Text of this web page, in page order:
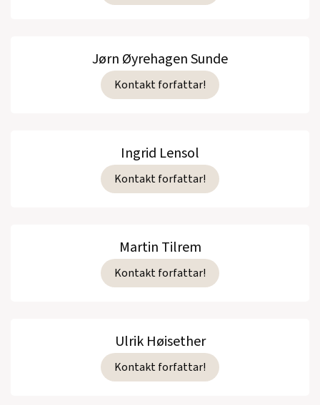
Jørn Øyrehagen Sunde
Kontakt forfattar!
Ingrid Lensol
Kontakt forfattar!
Martin Tilrem
Kontakt forfattar!
Ulrik Høisether
Kontakt forfattar!